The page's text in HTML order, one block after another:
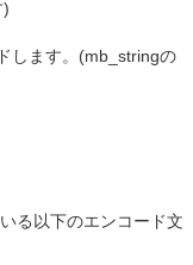
)
します。(mb_stringの
る以下のエンコード文